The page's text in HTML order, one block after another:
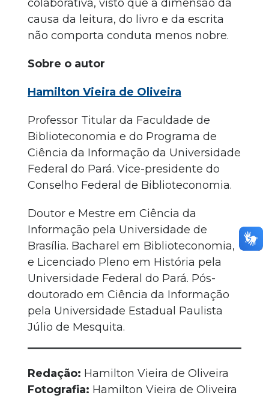
colaborativa, visto que a dimensão da
causa da leitura, do livro e da escrita
não comporta conduta menos nobre.
Sobre o autor
Hamilton Vieira de Oliveira
Professor Titular da Faculdade de
Biblioteconomia e do Programa de
Ciência da Informação da Universidade
Federal do Pará. Vice-presidente do
Conselho Federal de Biblioteconomia.
Doutor e Mestre em Ciência da
Informação pela Universidade de
Brasília. Bacharel em Biblioteconomia,
e Licenciado Pleno em História pela
Universidade Federal do Pará. Pós-
doutorado em Ciência da Informação
pela Universidade Estadual Paulista
Júlio de Mesquita.
Redação: Hamilton Vieira de Oliveira
Fotografia: Hamilton Vieira de Oliveira